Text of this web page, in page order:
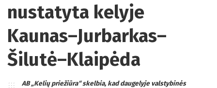
nustatyta kelyje
Kaunas–Jurbarkas–
Šilutė–Klaipėda
AB „Kelių priežiūra“ skelbia, kad daugelyje valstybinės